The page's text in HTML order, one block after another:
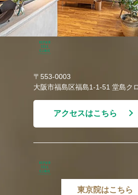
〒553-0003
大阪市福島区福島1-1-51 堂島ク
アクセスはこちら
東京院はこちら